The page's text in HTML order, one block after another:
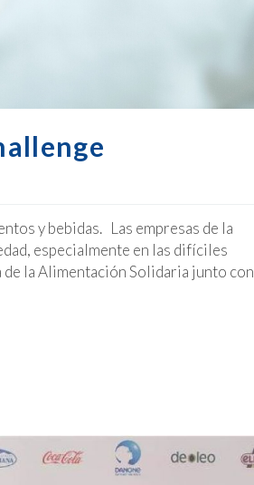
y bebidas. Las empresas de la
especialmente en las difíciles
la Alimentación Solidaria junto con